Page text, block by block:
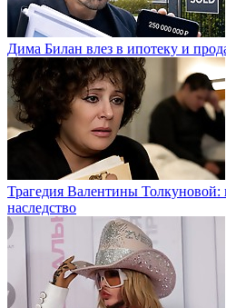
Дима Билан влез в ипотеку и
Трагедия Валентины Толкуновой:
наследство